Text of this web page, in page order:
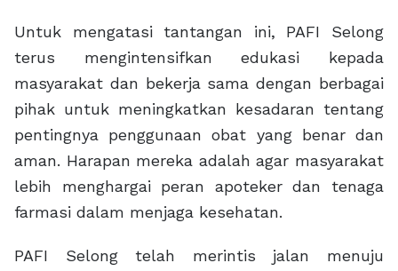
Untuk mengatasi tantangan ini, PAFI Selong
terus mengintensifkan edukasi kepada
masyarakat dan bekerja sama dengan berbagai
pihak untuk meningkatkan kesadaran tentang
pentingnya penggunaan obat yang benar dan
aman. Harapan mereka adalah agar masyarakat
lebih menghargai peran apoteker dan tenaga
farmasi dalam menjaga kesehatan.
PAFI Selong telah merintis jalan menuju